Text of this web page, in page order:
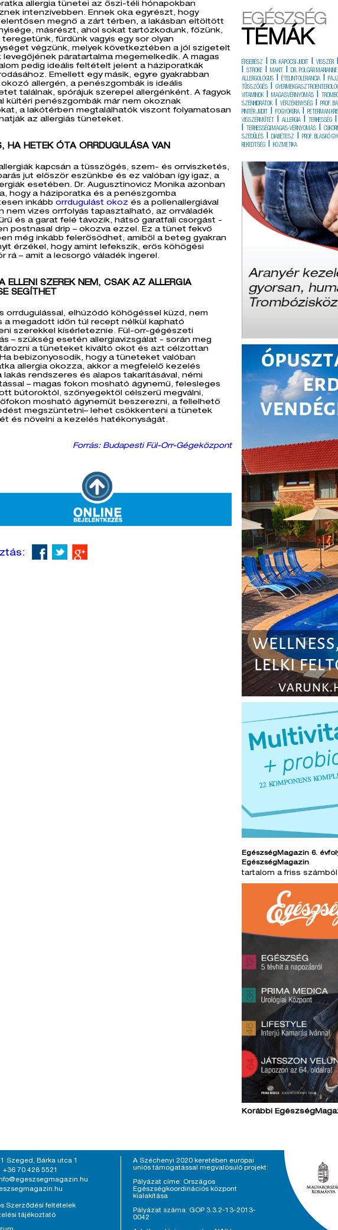
allergia tünetei az őszi-téli hónapokban
intenzívebben. Ennek oka egyrészt, hogy
megnő a zárt térben, a lakásban eltöltött
másrészt, ahol sokat tartózkodunk, főzünk,
teregetünk, fürdünk vagyis egy sor olyan
végzünk, melyek következtében a jól szigetelt
levegőjének páratartalma megemelkedik. A magas
pedig ideális feltételt jelent a háziporatkák
Emellett egy másik, egyre gyakrabban
allergén, a penészgombák is ideális
találnak, spórájuk szerepel allergénként. A fagyok
kültéri penészgombák már nem okoznak
a lakótérben megtalálhatók viszont folyamatosan
az allergiás tüneteket.
HA HETEK ÓTA ORRDUGULÁSA VAN
kapcsán a tüsszögés, szem- és orrviszketés,
jut először eszünkbe és ez valóban így igaz, a
esetében. Dr. Augusztinovicz Monika azonban
hogy a háziporatka és a penészgomba
inkább orrdugulást okoz és a pollenallergiával
nem vizes orrfolyás tapasztalható, az orrváladék
és a garat felé távozik, hátsó garatfali csorgást -
postnasal drip – okozva ezzel. Ez a tünet fekvő
még inkább felerősödhet, amiből a beteg gyakran
érzékel, hogy amint lefekszik, erős köhögési
rá – amit a lecsorgó váladék ingerel.
ELLENI SZEREK NEM, CSAK AZ ALLERGIA
SEGÍTHET
orrdugulással, elhúzódó köhögéssel küzd, nem
a megadott időn túl recept nélkül kapható
szerekkel kísérleteznie. Fül-orr-gégészeti
– szükség esetén allergiavizsgálat - során meg
a tüneteket kiváltó okot és azt célzottan
bebizonyosodik, hogy a tüneteket valóban
allergia okozza, akkor a megfelelő kezelés
lakás rendszeres és alapos takarításával, némi
– magas fokon mosható ágynemű, felesleges
bútoroktól, szőnyegektől célszerű megválni,
mosható ágyneműt beszerezni, a fellelhető
megszüntetni– lehet csökkenteni a tünetek
és növelni a kezelés hatékonyságát.
Forrás: Budapesti Fül-Orr-Gégeközpont
EGÉSZSÉG
TÉMÁK
ÉRSEBÉSZ | DR. KAPOCSI JUDIT | VISSZÉR |
| STROKE | MAKIT | DR. POLGÁR MARIANNE
ALLERGOLÓGUS | ÉTELINTOLERANCIA |
TÜSSZÖGÉS |
VITAMINOK| MAGASVÉRNYOMÁS |
SZÉNHIDRÁTOK| VÉRZÉKENYSÉG | PROF.
PINTÉR JUDIT
| FOGYÓKÚRA | PETERMAN
VISSZÉRMŰTÉT | ALLERGIA | TERHESSÉG |
| TERHESSÉGI MAGAS-VÉRNYOMÁS |
SZÉDÜLÉS | DIABÉTESZ | PROF. BLASKÓ
REKEDTSÉG | KOZMETIKA
EgészségMagazin 6.
EgészségMagazin
tartalom a friss számból
Korábbi
Szeged, Bárka utca 1
+36 70 428 5521
Szerződési feltételek
tájékoztató
A Széchenyi 2020 keretében európai
uniós támogatással megvalósuló projekt:
Pályázat címe: Országos
Egészségkoordinációs központ
kialakítása
Pályázat száma: GOP 3.3.2-13-2013-
0042